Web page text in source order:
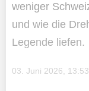
weniger
und wie die
Legende liefen.
03. Juni 2026,